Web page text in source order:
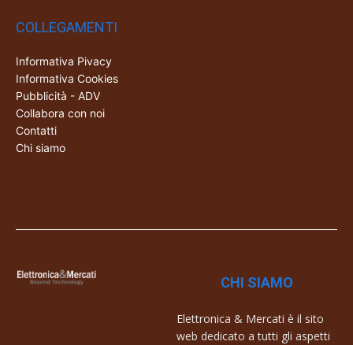
COLLEGAMENTI
Informativa Pivacy
Informativa Cookies
Pubblicità - ADV
Collabora con noi
Contatti
Chi siamo
CHI SIAMO
Elettronica & Mercati è il sito
web dedicato a tutti gli aspetti